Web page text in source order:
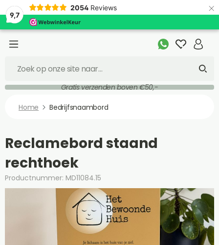
9,7
2054 Reviews ×
Gratis verzenden boven €50,-
Home Bedrijfsnaambord
Reclamebord staand
rechthoek
Productnummer: MD11084.15